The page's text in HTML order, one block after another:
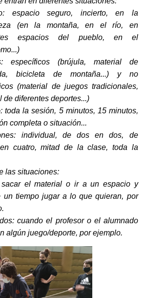
espacio seguro, incierto, en la
(en la montaña, en el río, en
espacios del pueblo, en el
específicos (brújula, material de
bicicleta de montaña...) y no
(material de juegos tradicionales,
de diferentes deportes...)
toda la sesión, 5 minutos, 15 minutos,
completa o situación...
individual, de dos en dos, de
cuatro, mitad de la clase, toda la
las situaciones:
sacar el material o ir a un espacio y
un tiempo jugar a lo que quieran, por
cuando el profesor o el alumnado
algún juego/deporte, por ejemplo.